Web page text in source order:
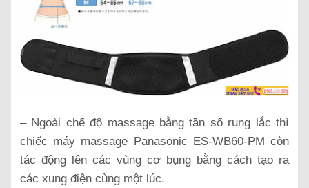
– Ngoài chế độ massage bằng tần số rung lắc thì
chiếc máy massage Panasonic ES-WB60-PM còn
tác động lên các vùng cơ bụng bằng cách tạo ra
các xung điện cùng một lúc.